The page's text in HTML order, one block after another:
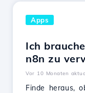
Apps
Ich
n8n zu
Vor 10 Monaten
Finde heraus,